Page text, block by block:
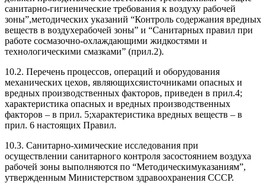
санитарно-гигиенические требования к воздуху рабочей
зоны”,методических указаний “Контроль содержания вредных
веществ в воздухерабочей зоны” и “Санитарных правил при
работе сосмазочно-охлаждающими жидкостями и
технологическими смазками” (прил.2).
10.2. Перечень процессов, операций и оборудования
механических цехов, являющихсяисточниками опасных и
вредных производственных факторов, приведен в прил.4;
характеристика опасных и вредных производственных
факторов – в прил. 5;характеристика вредных веществ – в
прил. 6 настоящих Правил.
10.3. Санитарно-химические исследования при
осуществлении санитарного контроля засостоянием воздуха
рабочей зоны выполняются по “Методическимуказаниям”,
утвержденным Министерством здравоохранения СССР.